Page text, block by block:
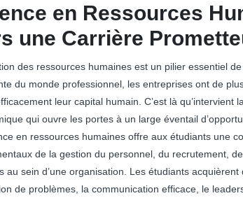
en Ressources
une Carrière
des ressources humaines est un pilier essentiel
du monde professionnel, les entreprises ont de
leur capital humain. C’est là
qui ouvre les portes à un large éventail
en ressources humaines offre aux étudiants une
de la gestion du personnel, du recrutement,
au sein d’une organisation. Les étudiants
de problèmes, la communication efficace, le